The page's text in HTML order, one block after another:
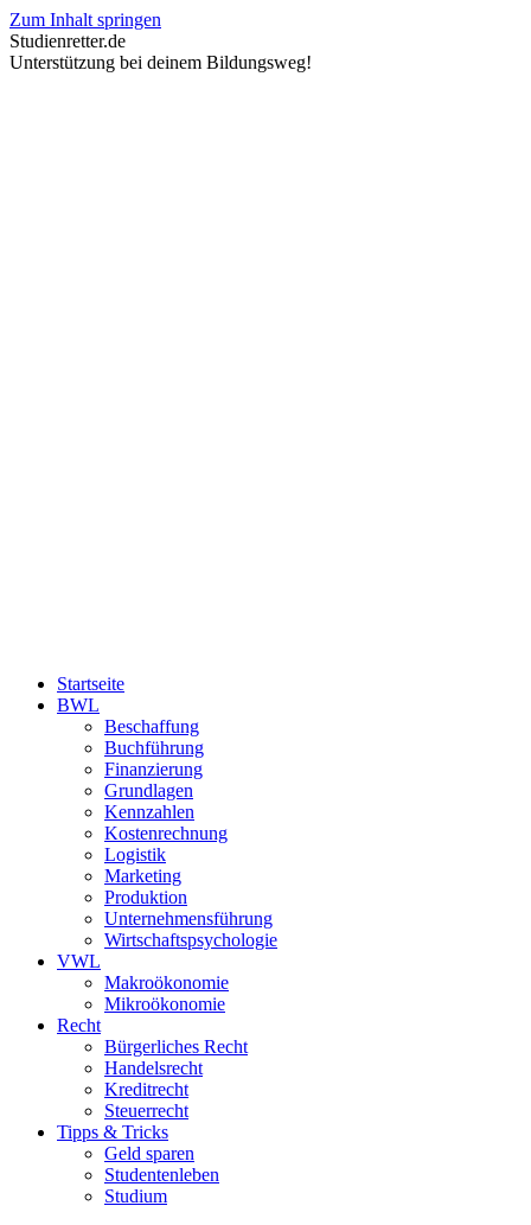
Zum Inhalt springen
Studienretter.de
Unterstützung bei deinem Bildungsweg!
Startseite
BWL
Beschaffung
Buchführung
Finanzierung
Grundlagen
Kennzahlen
Kostenrechnung
Logistik
Marketing
Produktion
Unternehmensführung
Wirtschaftspsychologie
VWL
Makroökonomie
Mikroökonomie
Recht
Bürgerliches Recht
Handelsrecht
Kreditrecht
Steuerrecht
Tipps & Tricks
Geld sparen
Studentenleben
Studium